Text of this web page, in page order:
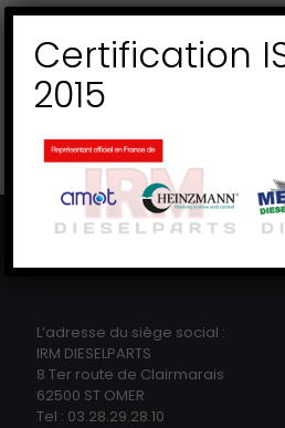
Catégories de produits
L’adresse du siège social :
IRM DIESELPARTS
8 Ter route de Clairmarais
62500 ST OMER
Tel : 03.28.29.28.10
Certification
2015